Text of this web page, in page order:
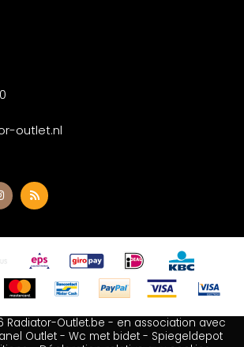
outlet.nl
Radiator-Outlet.be - en association avec
Outlet - Wc met bidet - Spiegeldepot